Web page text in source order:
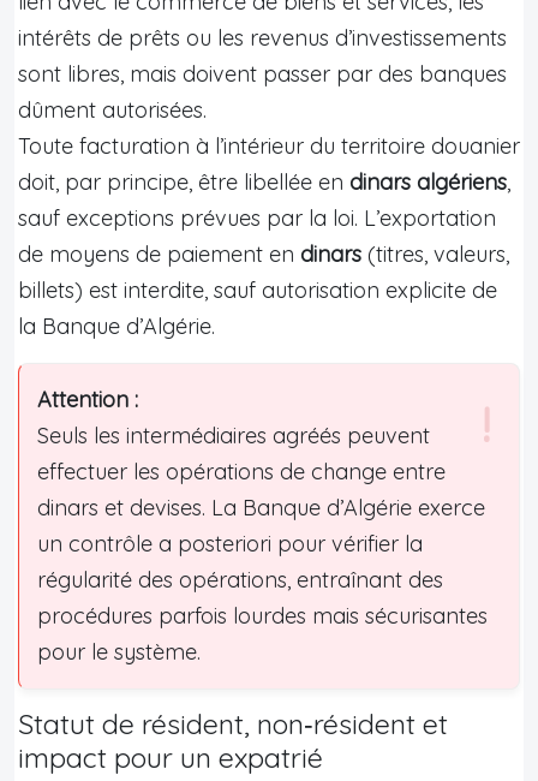
intérêts de prêts ou les revenus d’investissements
sont libres, mais doivent passer par des banques
dûment autorisées.
Toute facturation à l’intérieur du territoire douanier
doit, par principe, être libellée en dinars algériens,
sauf exceptions prévues par la loi. L’exportation
de moyens de paiement en dinars (titres, valeurs,
billets) est interdite, sauf autorisation explicite de
la Banque d’Algérie.
Attention :
Seuls les intermédiaires agréés peuvent
effectuer les opérations de change entre
dinars et devises. La Banque d’Algérie exerce
un contrôle a posteriori pour vérifier la
régularité des opérations, entraînant des
procédures parfois lourdes mais sécurisantes
pour le système.
Statut de résident, non‑résident et
impact pour un expatrié